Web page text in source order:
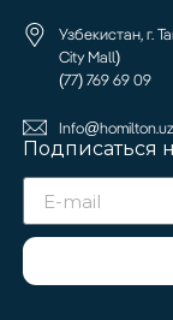
Узбекистан, г.
City Mall)
(77) 769 69 09
Info@homilton.uz
Подписаться